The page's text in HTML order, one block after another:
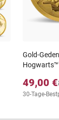
Gold-
49,00 €
30-Tage-